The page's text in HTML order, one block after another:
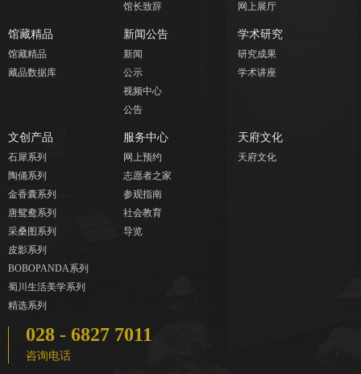
馆长致辞
网上展厅
馆藏精品
馆藏精品
藏品数据库
新闻公告
新闻
公示
视频中心
公告
学术研究
研究成果
学术讲座
文创产品
石犀系列
陶俑系列
金香囊系列
唐鸳鸯系列
采桑图系列
皮影系列
BOBOPANDA系列
蜀川生活美学系列
精选系列
服务中心
网上预约
志愿者之家
参观指南
社会教育
导览
天府文化
天府文化
028 - 6827 7011
咨询电话